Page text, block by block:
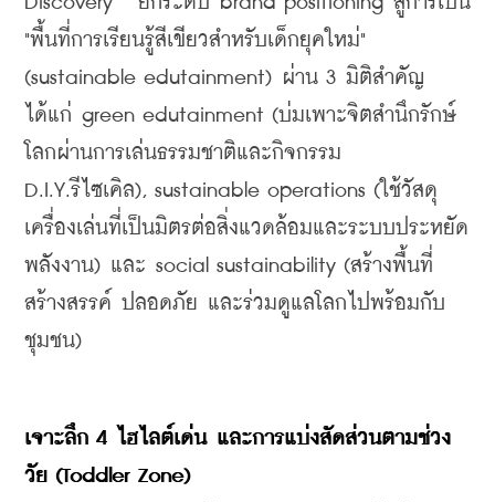
"พื้นที่การเรียนรู้สีเขียวสำหรับเด็กยุคใหม่"
(sustainable edutainment) ผ่าน 3 มิติสำคัญ
ได้แก่ green edutainment (บ่มเพาะจิตสำนึกรักษ์
โลกผ่านการเล่นธรรมชาติและกิจกรรม
D.I.Y.รีไซเคิล), sustainable operations (ใช้วัสดุ
เครื่องเล่นที่เป็นมิตรต่อสิ่งแวดล้อมและระบบประหยัด
พลังงาน) และ social sustainability (สร้างพื้นที่
สร้างสรรค์ ปลอดภัย และร่วมดูแลโลกไปพร้อมกับ
ชุมชน)
เจาะลึก 4 ไฮไลต์เด่น และการแบ่งสัดส่วนตามช่วง
วัย (Toddler Zone)